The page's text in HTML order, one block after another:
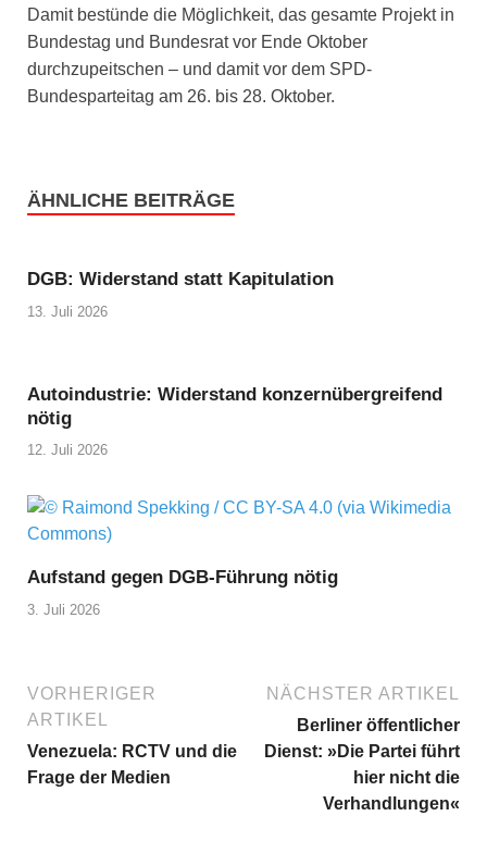
Damit bestünde die Möglichkeit, das gesamte Projekt in
Bundestag und Bundesrat vor Ende Oktober
durchzupeitschen – und damit vor dem SPD-
Bundesparteitag am 26. bis 28. Oktober.
ÄHNLICHE BEITRÄGE
DGB: Widerstand statt Kapitulation
13. Juli 2026
Autoindustrie: Widerstand konzernübergreifend
nötig
12. Juli 2026
Aufstand gegen DGB-Führung nötig
3. Juli 2026
VORHERIGER
ARTIKEL
Venezuela: RCTV und die
Frage der Medien
NÄCHSTER ARTIKEL
Berliner öffentlicher
Dienst: »Die Partei führt
hier nicht die
Verhandlungen«